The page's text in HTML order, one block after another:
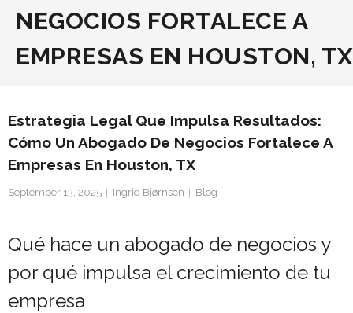
NEGOCIOS FORTALECE A
EMPRESAS EN HOUSTON, TX
Estrategia Legal Que Impulsa Resultados:
Cómo Un Abogado De Negocios Fortalece A
Empresas En Houston, TX
September 13, 2025 Ingrid Bjørnsen Blog
Qué hace un abogado de negocios y
por qué impulsa el crecimiento de tu
empresa